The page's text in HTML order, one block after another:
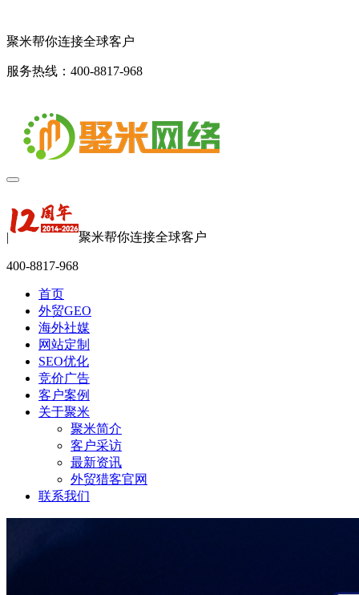
聚米帮你连接全球客户
服务热线：400-8817-968
| 聚米帮你连接全球客户
400-8817-968
首页
外贸GEO
海外社媒
网站定制
SEO优化
竞价广告
客户案例
关于聚米
聚米简介
客户采访
最新资讯
外贸猎客官网
联系我们